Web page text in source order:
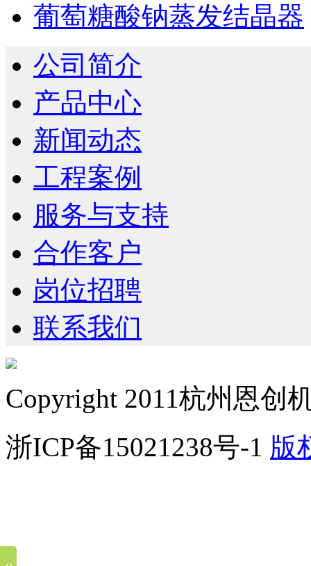
葡萄糖酸钠蒸发结晶器
公司简介
产品中心
新闻动态
工程案例
服务与支持
合作客户
岗位招聘
联系我们
Copyright 2011杭州恩创
浙ICP备15021238号-1 版